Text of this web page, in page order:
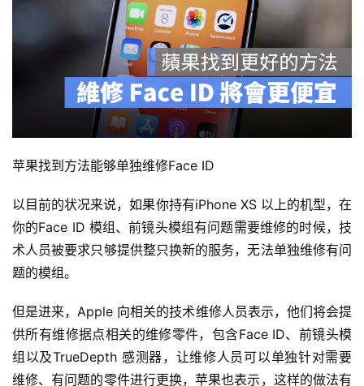
苹果找到方法能够单独维修Face ID
以目前的状况来说，如果你持有iPhone XS 以上的机型，在
你的Face ID 模组、前镜头模组有问题需要维修的时候，技
术人员被要求只够提供整只换新的服务，无法单独维修有问
题的模组。
但是进来，Apple 向相关的技术维修人员表示，他们将会提
供所有维修据点相关的维修零件，包含Face ID、前镜头模
组以及TrueDepth 感测器，让维修人员可以单独针对需要
维修、有问题的零件进行更换，苹果也表示，这样的做法有